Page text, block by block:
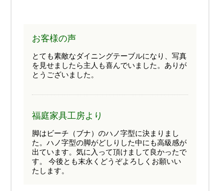
お客様の声
とても素敵なダイニングテーブルになり、写真
を見せましたら主人も喜んでいました。ありが
とうございました。
福庭家具工房より
脚はビーチ（ブナ）のハノ字型に決まりまし
た。ハノ字型の脚がどしりした中にも高級感が
出ています。気に入って頂けまして良かったで
す。 今後とも末永くどうぞよろしくお願いい
たします。